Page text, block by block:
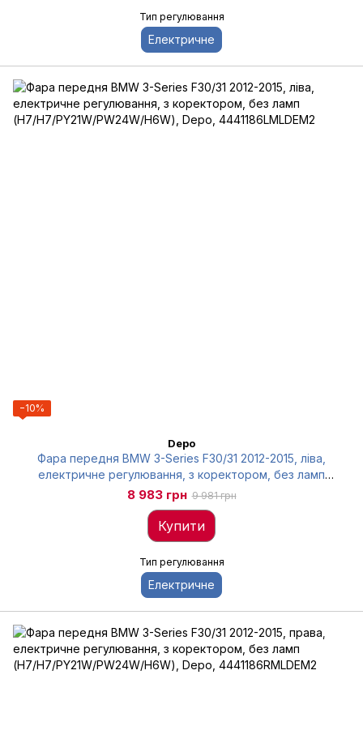
Тип регулювання
Електричне
−10%
Depo
Фара передня BMW 3-Series F30/31 2012-2015, ліва,
електричне регулювання, з коректором, без ламп
(H7/H7/PY21W/PW24W/H6W), Depo, 4441186LMLDEM2
8 983 грн 9 981 грн
Купити
Тип регулювання
Електричне